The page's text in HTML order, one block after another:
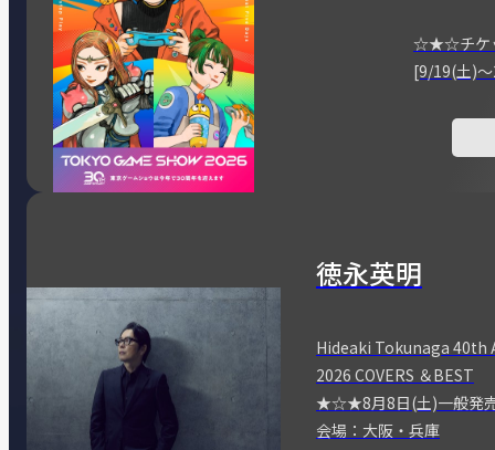
☆★☆チケ
[9/19(土)
徳永英明
Hideaki Tokunaga 40th
2026 COVERS ＆BEST
★☆★8月8日(土)一般
会場：大阪・兵庫